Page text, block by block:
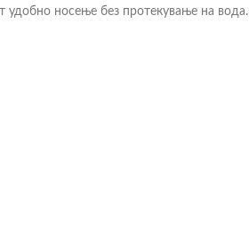
удобно носење без протекување на вода.